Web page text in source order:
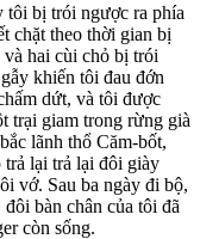
tôi bị trói ngược ra phía
chặt theo thời gian bị
hai cùi chỏ bị trói
khiến tôi đau đớn
dứt, và tôi được
trại giam trong rừng già
lãnh thổ Căm-bốt,
lại trả lại đôi giày
vớ. Sau ba ngày đi bộ,
bàn chân của tôi đã
còn sống.